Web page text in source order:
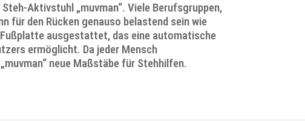
Aktivstuhl „muvman“. Viele Berufsgruppen,
für den Rücken genauso belastend sein wie
ausgestattet, das eine automatische
ermöglicht. Da jeder Mensch
neue Maßstäbe für Stehhilfen.